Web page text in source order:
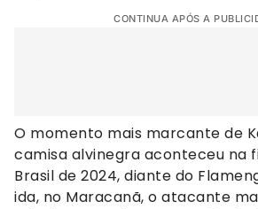
CONTINUA APÓS A
O momento mais marcante de
camisa alvinegra aconteceu na
Brasil de 2024, diante do
ida, no Maracanã, o atacante